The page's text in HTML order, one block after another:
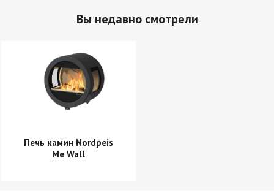
странице
товара.
Вы недавно смотрели
Печь камин Nordpeis
Me Wall